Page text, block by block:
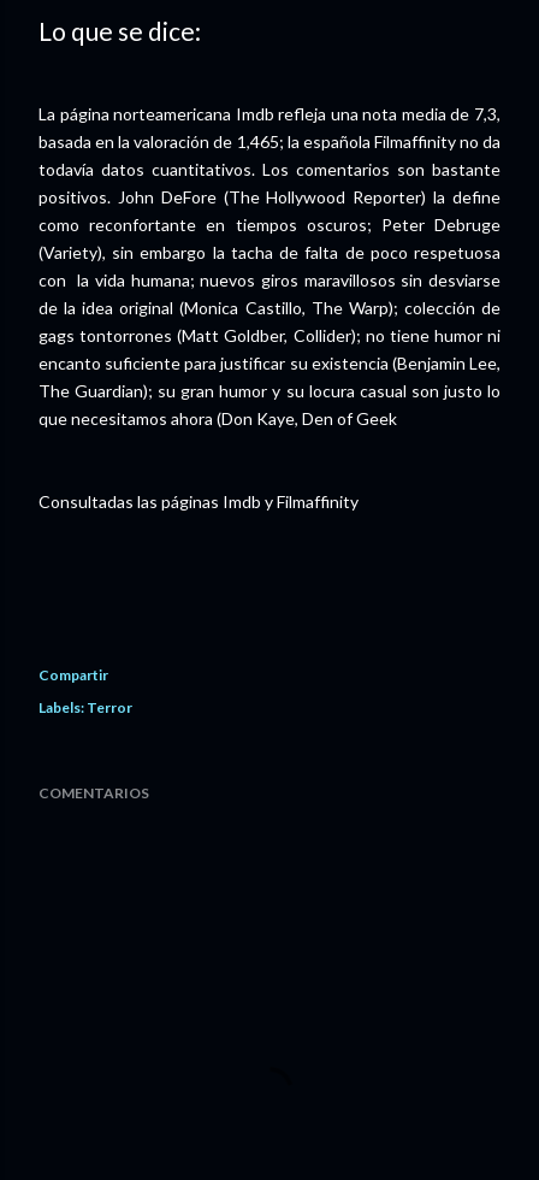
Lo que se dice:
La página norteamericana Imdb refleja una nota media de 7,3,
basada en la valoración de 1,465; la española Filmaffinity no da
todavía datos cuantitativos. Los comentarios son bastante
positivos. John DeFore (The Hollywood Reporter) la define
como reconfortante en tiempos oscuros; Peter Debruge
(Variety), sin embargo la tacha de falta de poco respetuosa
con la vida humana; nuevos giros maravillosos sin desviarse
de la idea original (Monica Castillo, The Warp); colección de
gags tontorrones (Matt Goldber, Collider); no tiene humor ni
encanto suficiente para justificar su existencia (Benjamin Lee,
The Guardian); su gran humor y su locura casual son justo lo
que necesitamos ahora (Don Kaye, Den of Geek
Consultadas las páginas Imdb y Filmaffinity
Compartir
Labels: Terror
COMENTARIOS